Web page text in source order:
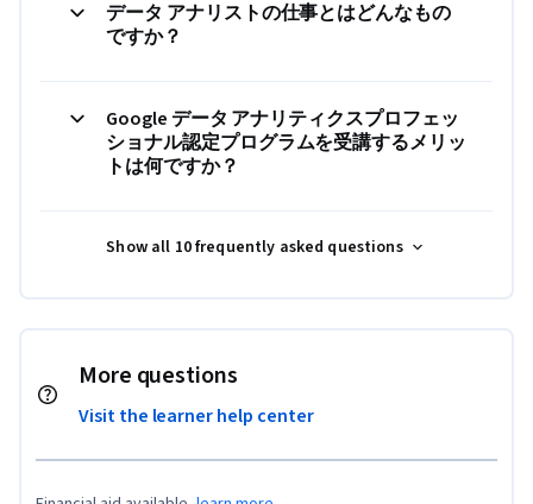
データ アナリストの仕事とはどんなもの
ですか？
Google データ アナリティクスプロフェッ
ショナル認定プログラムを受講するメリッ
トは何ですか？
Show all 10 frequently asked questions
More questions
Visit the learner help center